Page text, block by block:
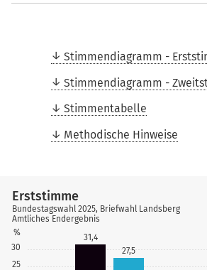
Stimmendiagramm -
Stimmendiagramm -
Stimmentabelle
Methodische Hinweise
25
30
%
31,4
27,5
Erststimme
Bundestagswahl 2025, Briefwahl Landsberg
Amtliches Endergebnis